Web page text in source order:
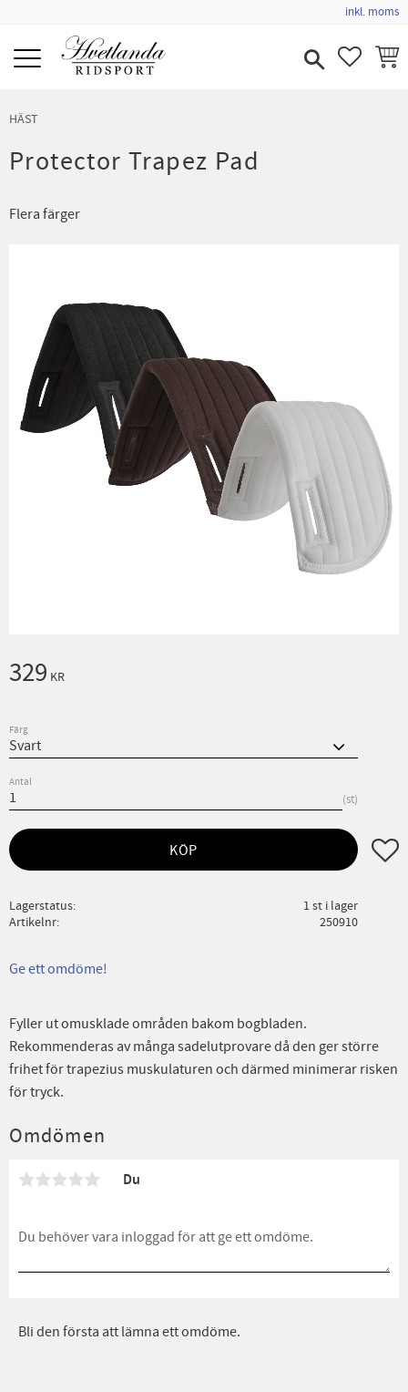
inkl. moms
HÄST
Protector Trapez Pad
Flera färger
329 KR
Färg
Antal
st
KÖP Lägg
Lagerstatus
1 st i lager
Artikelnr
250910
Ge ett omdöme!
Fyller ut omusklade områden bakom bogbladen.
Rekommenderas av många sadelutprovare då den ger större
frihet för trapezius muskulaturen och därmed minimerar risken
för tryck.
Omdömen
Du
Bli den första att lämna ett omdöme.